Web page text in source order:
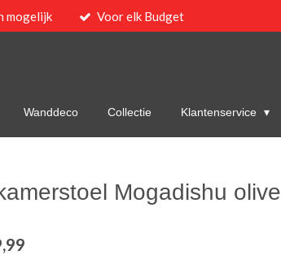
mogelijk Voor elk Budget
Wanddeco Collectie Klantenservice
Mogadishu olive